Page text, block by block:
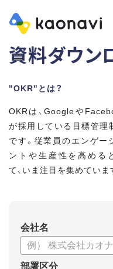
資料ダウン
"OKR"とは？
OKRは、Googleや
が採用している目標管理
です。従業員のエンゲー
ントや生産性を高める
て、いま注目を集めていま
・OKRと従来の目標管理
との違い
・OKRを導入、運用する
会社名
部署区分